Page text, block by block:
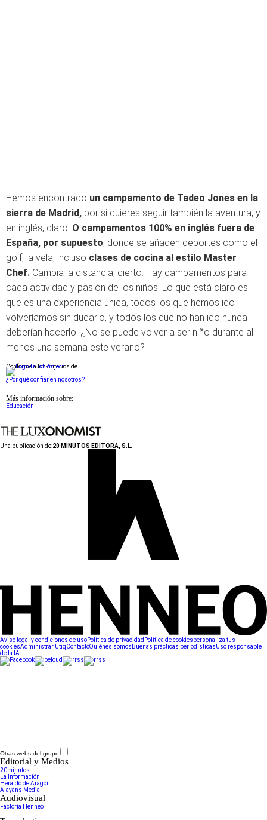
Hemos encontrado un campamento de Tadeo Jones en la
sierra de Madrid, por si quieres seguir también la aventura, y
en inglés, claro. O campamentos 100% en inglés fuera de
España, por supuesto, donde se añaden deportes como el
golf, la vela, incluso clases de cocina al estilo Master
Chef. Cambia la distancia, cierto. Hay campamentos para
cada actividad y pasión de los niños. Lo que está claro es
que es una experiencia única, todos los que hemos ido
volveríamos sin dudarlo, y todos los que no han ido nunca
deberían hacerlo. ¿No se puede volver a ser niño durante al
menos una semana este verano?
Conforme a los criterios de
¿Por qué confiar en nosotros?
Más información sobre:
Educación
Una publicación de:20 MINUTOS EDITORA, S.L.
Aviso legal y condiciones de usoPolítica de privacidad Política de cookiespersonaliza tus
cookiesAdministrar UtiqContactoQuiénes somos Buenas prácticas periodísticasUso responsable
de la IA
Otras webs del grupo
Editorial y Medios
20minutos
La Información
Heraldo de Aragón
Alayans Media
Audiovisual
Factoría Henneo